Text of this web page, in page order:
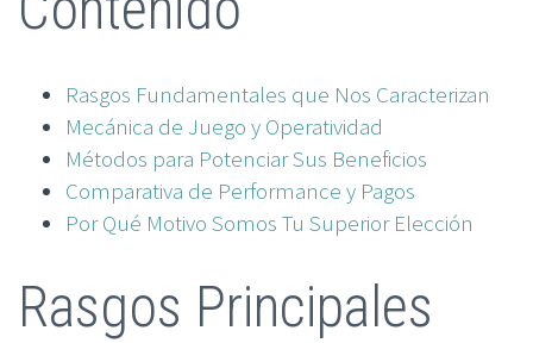
Rasgos Fundamentales que Nos Caracterizan
Mecánica de Juego y Operatividad
Métodos para Potenciar Sus Beneficios
Comparativa de Performance y Pagos
Por Qué Motivo Somos Tu Superior Elección
Rasgos Principales